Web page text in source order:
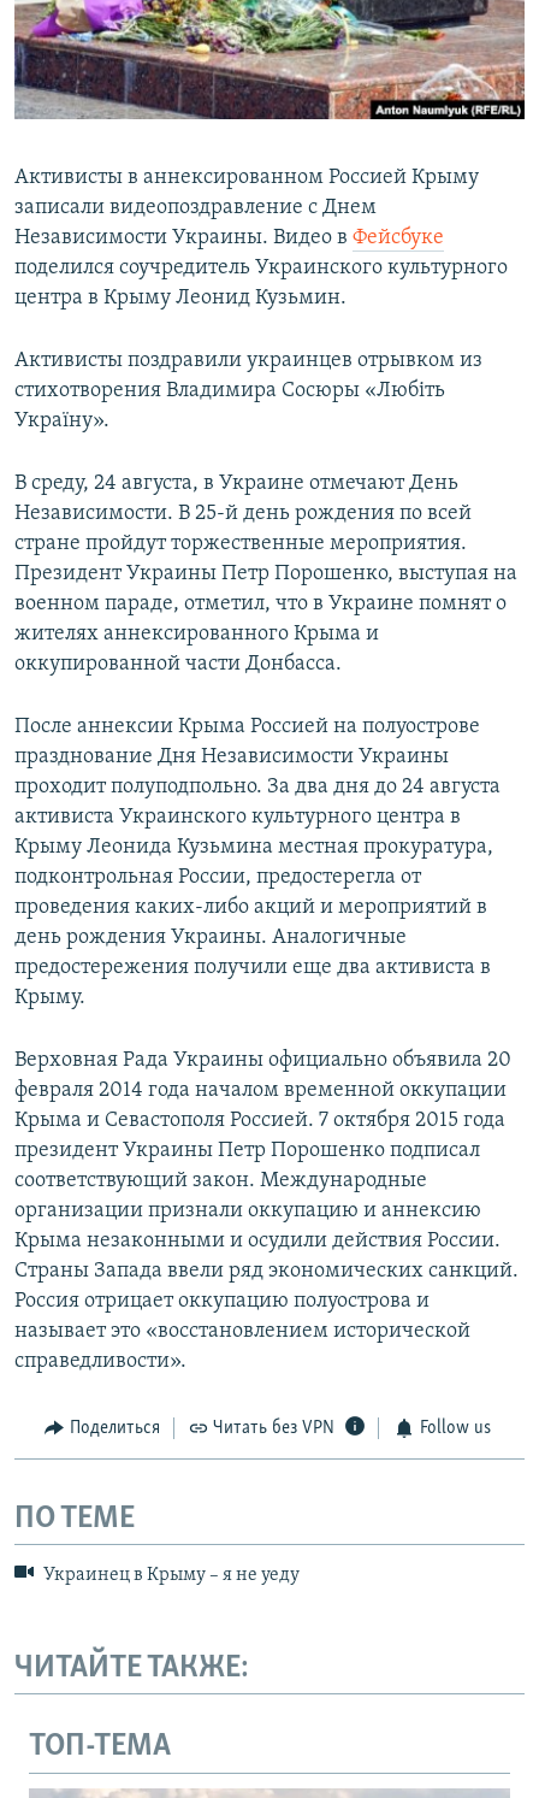
ПОБЕДИТЕЛЕЙ НЕ СУДЯТ?
КРЫМ.НЕПОКОРЕННЫЙ
ELIFBE
ПРИСОЕДИНЯЙТЕСЬ!
Все сайты RFE/RL
Активисты в аннексированном Россией Крыму
записали видеопоздравление с Днем
Независимости Украины. Видео в Фейсбуке
поделился соучредитель Украинского культурного
центра в Крыму Леонид Кузьмин.
Активисты поздравили украинцев отрывком из
стихотворения Владимира Сосюры «Любіть
Україну».
В среду, 24 августа, в Украине отмечают День
Независимости. В 25-й день рождения по всей
стране пройдут торжественные мероприятия.
Президент Украины Петр Порошенко, выступая на
военном параде, отметил, что в Украине помнят о
жителях аннексированного Крыма и
оккупированной части Донбасса.
После аннексии Крыма Россией на полуострове
празднование Дня Независимости Украины
проходит полуподпольно. За два дня до 24 августа
активиста Украинского культурного центра в
Крыму Леонида Кузьмина местная прокуратура,
подконтрольная России, предостерегла от
проведения каких-либо акций и мероприятий в
день рождения Украины. Аналогичные
предостережения получили еще два активиста в
Крыму.
Верховная Рада Украины официально объявила 20
февраля 2014 года началом временной оккупации
Крыма и Севастополя Россией. 7 октября 2015 года
президент Украины Петр Порошенко подписал
соответствующий закон. Международные
организации признали оккупацию и аннексию
Крыма незаконными и осудили действия России.
Страны Запада ввели ряд экономических санкций.
Россия отрицает оккупацию полуострова и
называет это «восстановлением исторической
справедливости».
Поделиться Читать без VPN Follow us
ПО ТЕМЕ
Украинец в Крыму – я не уеду
ЧИТАЙТЕ ТАКЖЕ:
ТОП-ТЕМА